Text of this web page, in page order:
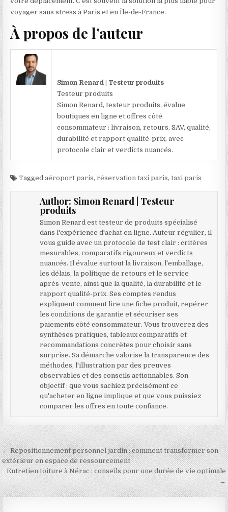
voyager sans stress à Paris et en Île-de-France.
À propos de l’auteur
Simon Renard | Testeur produits
Testeur produits
Simon Renard, testeur produits, évalue
boutiques en ligne et offres côté
consommateur : livraison, retours, SAV, qualité,
durabilité et rapport qualité-prix, avec
protocole clair et verdicts nuancés.
Taggedaéroport paris,réservation taxi paris,taxi paris
Author: Simon Renard | Testeur
produits
Simon Renard est testeur de produits spécialisé
dans l'expérience d'achat en ligne. Auteur régulier, il
vous guide avec un protocole de test clair : critères
mesurables, comparatifs rigoureux et verdicts
nuancés. Il évalue surtout la livraison, l'emballage,
les délais, la politique de retours et le service
après-vente, ainsi que la qualité, la durabilité et le
rapport qualité-prix. Ses comptes rendus
expliquent comment lire une fiche produit, repérer
les conditions de garantie et sécuriser ses
paiements côté consommateur. Vous trouverez des
synthèses pratiques, tableaux comparatifs et
recommandations concrètes pour choisir sans
surprise. Sa démarche valorise la transparence des
méthodes, l'illustration par des preuves
observables et des conseils actionnables. Son
objectif : que vous sachiez précisément ce
qu'acheter en ligne implique et que vous puissiez
comparer les offres en toute confiance.
Navigation de l’article
← Repositionnement personnel jardin : comment transformer son
extérieur en espace de ressourcement
Entretien toiture à Nérac : conseils pour une durée de vie optimale
→